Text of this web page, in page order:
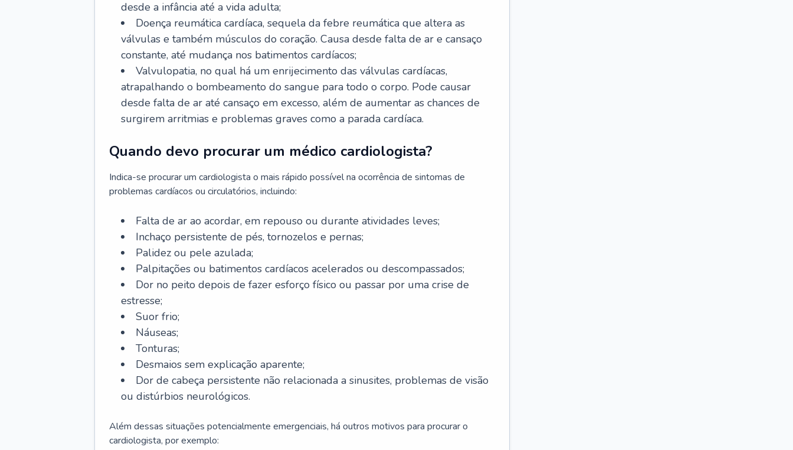
desde a infância até a vida adulta;
Doença reumática cardíaca, sequela da febre reumática que altera as
válvulas e também músculos do coração. Causa desde falta de ar e cansaço
constante, até mudança nos batimentos cardíacos;
Valvulopatia, no qual há um enrijecimento das válvulas cardíacas,
atrapalhando o bombeamento do sangue para todo o corpo. Pode causar
desde falta de ar até cansaço em excesso, além de aumentar as chances de
surgirem arritmias e problemas graves como a parada cardíaca.
Quando devo procurar um médico cardiologista?
Indica-se procurar um cardiologista o mais rápido possível na ocorrência de sintomas de
problemas cardíacos ou circulatórios, incluindo:
Falta de ar ao acordar, em repouso ou durante atividades leves;
Inchaço persistente de pés, tornozelos e pernas;
Palidez ou pele azulada;
Palpitações ou batimentos cardíacos acelerados ou descompassados;
Dor no peito depois de fazer esforço físico ou passar por uma crise de
estresse;
Suor frio;
Náuseas;
Tonturas;
Desmaios sem explicação aparente;
Dor de cabeça persistente não relacionada a sinusites, problemas de visão
ou distúrbios neurológicos.
Além dessas situações potencialmente emergenciais, há outros motivos para procurar o
cardiologista, por exemplo: